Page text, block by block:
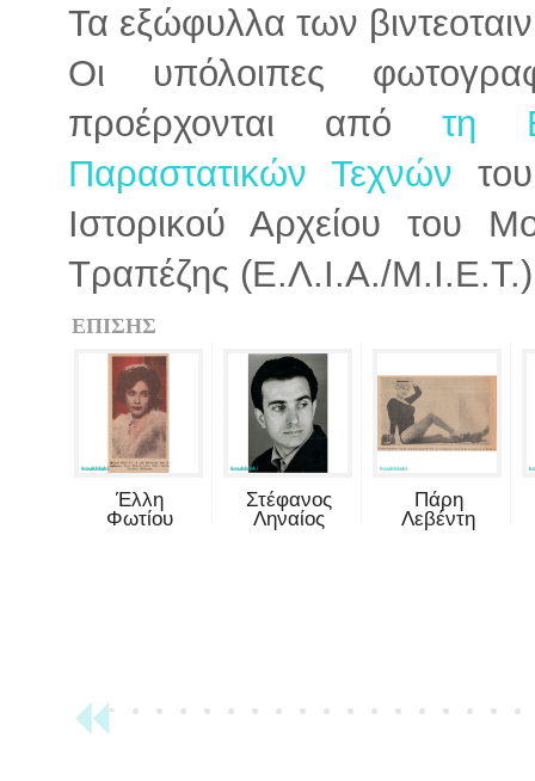
Τα εξώφυλλα των
Οι υπόλοιπες
προέρχονται από τη
Παραστατικών Τεχνών
Ιστορικού Αρχείου του
Τραπέζης (Ε.Λ.Ι.Α./
ΕΠΙΣΗΣ
Έλλη
Φωτίου
Στέφανος
Ληναίος
Πάρη
Λεβέντη